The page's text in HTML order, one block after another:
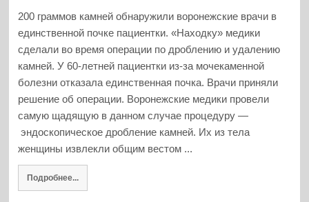
200 граммов камней обнаружили воронежские врачи в
единственной почке пациентки. «Находку» медики
сделали во время операции по дроблению и удалению
камней. У 60-летней пациентки из-за мочекаменной
болезни отказала единственная почка. Врачи приняли
решение об операции. Воронежские медики провели
самую щадящую в данном случае процедуру —
эндоскопическое дробление камней. Их из тела
женщины извлекли общим вестом ...
Подробнее...